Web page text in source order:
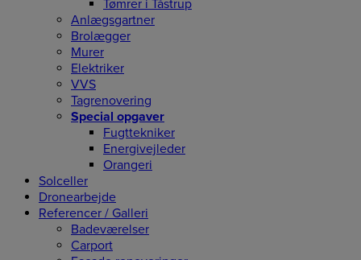
Tømrer i Tåstrup
Anlægsgartner
Brolægger
Murer
Elektriker
VVS
Tagrenovering
Special opgaver
Fugttekniker
Energivejleder
Orangeri
Solceller
Dronearbejde
Referencer / Galleri
Badeværelser
Carport